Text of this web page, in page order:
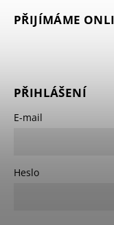
PŘIJÍMÁME
PŘIHLÁŠENÍ
E-mail
Heslo